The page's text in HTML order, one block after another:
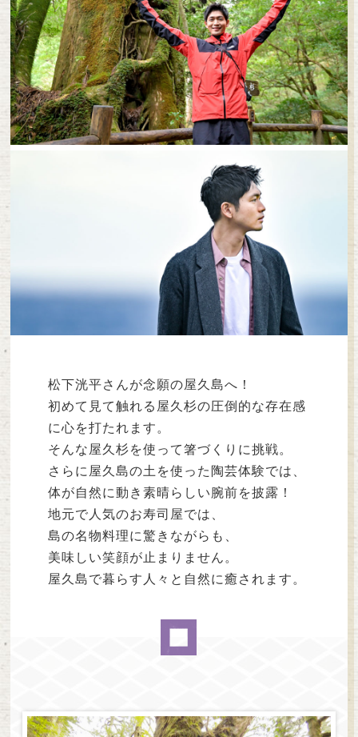
松下洸平さんが念願の屋久島へ！
初めて見て触れる屋久杉の圧倒的な存在感
に心を打たれます。
そんな屋久杉を使って箸づくりに挑戦。
さらに屋久島の土を使った陶芸体験では、
体が自然に動き素晴らしい腕前を披露！
地元で人気のお寿司屋では、
島の名物料理に驚きながらも、
美味しい笑顔が止まりません。
屋久島で暮らす人々と自然に癒されます。